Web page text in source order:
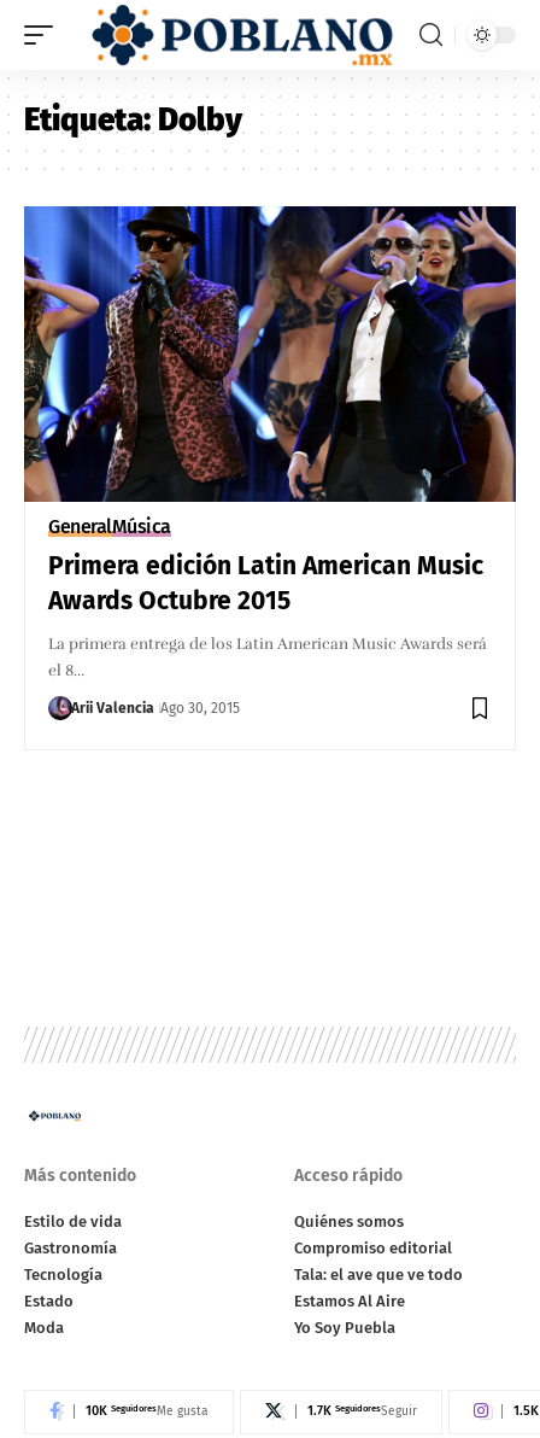
Etiqueta:Dolby
GeneralMúsica
Primera edición Latin American Music
Awards Octubre 2015
La primera entrega de los Latin American Music Awards será
el 8…
Arii Valencia Ago 30, 2015
Más contenido
Estilo de vida
Gastronomía
Tecnología
Estado
Moda
Acceso rápido
Quiénes somos
Compromiso editorial
Tala: el ave que ve todo
Estamos Al Aire
Yo Soy Puebla
10K SeguidoresMe gusta 1.7K SeguidoresSeguir 1.5K